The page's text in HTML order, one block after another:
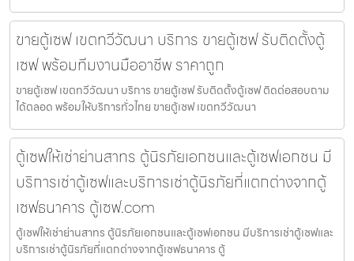
ขายตู้เซฟ เขตทวีวัฒนา บริการ ขายตู้เซฟ รับติดตั้งตู้
เซฟ พร้อมทีมงานมืออาชีพ ราคาถูก
ขายตู้เซฟ เขตทวีวัฒนา บริการ ขายตู้เซฟ รับติดตั้งตู้เซฟ ติดต่อสอบถาม
ได้ตลอด พร้อมให้บริการทั่วไทย ขายตู้เซฟ เขตทวีวัฒนา
ตู้เซฟให้เช่าย่านสาทร ตู้นิรภัยเอกชนและตู้เซฟเอกชน มี
บริการเช่าตู้เซฟและบริการเช่าตู้นิรภัยที่แตกต่างจากตู้
เซฟธนาคาร ตู้เซฟ.com
ตู้เซฟให้เช่าย่านสาทร ตู้นิรภัยเอกชนและตู้เซฟเอกชน มีบริการเช่าตู้เซฟและ
บริการเช่าตู้นิรภัยที่แตกต่างจากตู้เซฟธนาคาร ตู้